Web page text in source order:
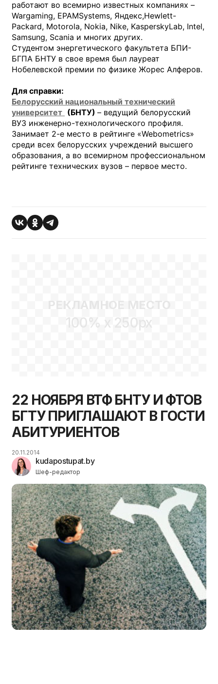
работают во всемирно известных компаниях –
Wargaming, EPAMSystems, Яндекс,Hewlett-
Packard, Motorola, Nokia, Nike, KasperskyLab, Intel,
Samsung, Scania и многих других.
Студентом энергетического факультета БПИ-
БГПА БНТУ в свое время был лауреат
Нобелевской премии по физике Жорес Алферов.
Для справки:
Белорусский национальный технический
университет (БНТУ) – ведущий белорусский
ВУЗ инженерно-технологического профиля.
Занимает 2-е место в рейтинге «Webometrics»
среди всех белорусских учреждений высшего
образования, а во всемирном профессиональном
рейтинге технических вузов – первое место.
РЕКЛАМНОЕ МЕСТО
100% x 250px
22 НОЯБРЯ ВТФ БНТУ И ФТОВ
БГТУ ПРИГЛАШАЮТ В ГОСТИ
АБИТУРИЕНТОВ
kudapostupat.by
Шеф-редактор
20.11.2014